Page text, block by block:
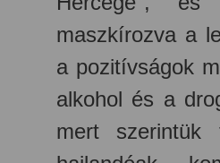
maszkírozva a
a pozitívságok
alkohol és a
mert